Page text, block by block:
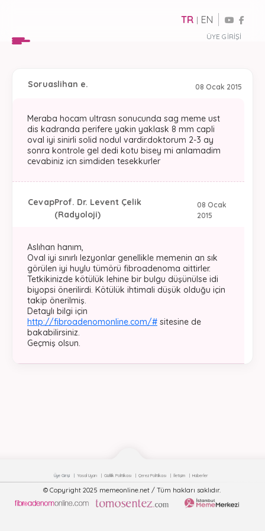
ÜYE GIRIŞI
TR | EN
08 Ocak 2015
Soruaslihan e.
Meraba hocam ultrasn sonucunda sag meme ust
dis kadranda perifere yakin yaklask 8 mm capli
oval iyi sinirli solid nodul vardir.doktorum 2-3 ay
sonra kontrole gel dedi kotu bisey mi anlamadim
cevabiniz icn simdiden tesekkurler
08 Ocak
2015
CevapProf. Dr. Levent Çelik
(Radyoloji)
Aslıhan hanım,
Oval iyi sınırlı lezyonlar genellikle memenin an sık
görülen iyi huylu tümörü fibroadenoma aittirler.
Tetkikinizde kötülük lehine bir bulgu düşünülse idi
biyopsi önerilirdi. Kötülük ihtimali düşük olduğu için
takip önerilmiş.
Detaylı bilgi için
http://fibroadenomonline.com/# sitesine de
bakabilirsiniz.
Geçmiş olsun.
Üye Girişi Yasal Uyarı Gizlilik Politikası Çerez Politikası İletişim Haberler
© Copyright 2025 memeonline.net / Tüm hakları saklıdır.